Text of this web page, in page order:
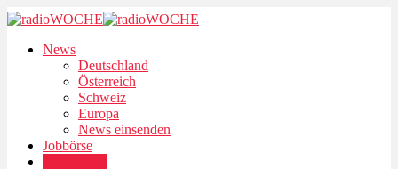
News
Deutschland
Österreich
Schweiz
Europa
News einsenden
Jobbörse